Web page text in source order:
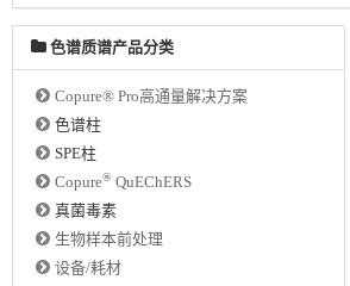
色谱质谱产品分类
Copure® Pro高通量解决方案
色谱柱
SPE柱
Copure® QuEChERS
真菌毒素
生物样本前处理
设备/耗材